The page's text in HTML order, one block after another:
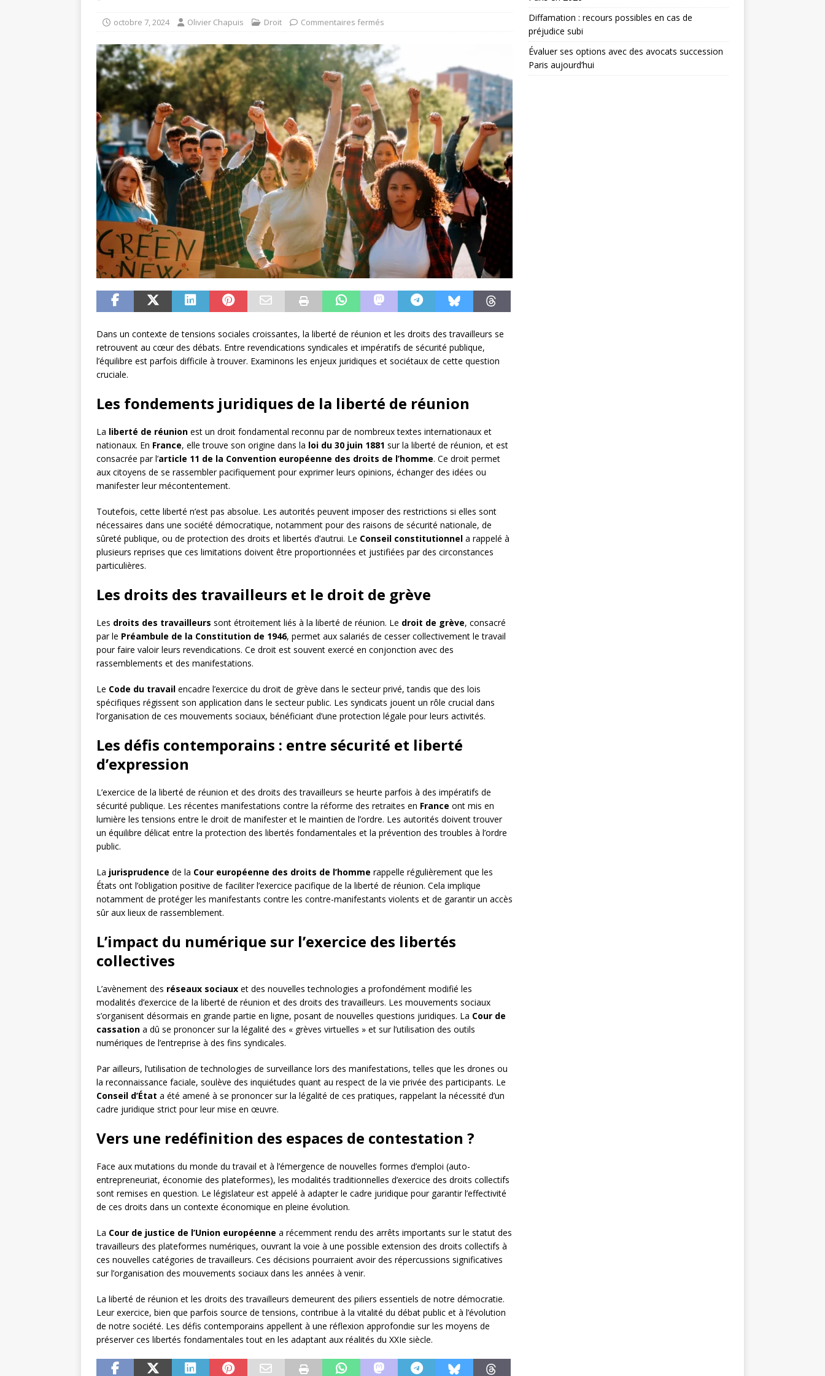
octobre 7, 2024 Olivier Chapuis Droit Commentaires fermés
Dans un contexte de tensions sociales croissantes, la liberté de réunion et les droits des travailleurs se
retrouvent au cœur des débats. Entre revendications syndicales et impératifs de sécurité publique,
l’équilibre est parfois difficile à trouver. Examinons les enjeux juridiques et sociétaux de cette question
cruciale.
Les fondements juridiques de la liberté de réunion
La liberté de réunion est un droit fondamental reconnu par de nombreux textes internationaux et
nationaux. En France, elle trouve son origine dans la loi du 30 juin 1881 sur la liberté de réunion, et est
consacrée par l’article 11 de la Convention européenne des droits de l’homme. Ce droit permet
aux citoyens de se rassembler pacifiquement pour exprimer leurs opinions, échanger des idées ou
manifester leur mécontentement.
Toutefois, cette liberté n’est pas absolue. Les autorités peuvent imposer des restrictions si elles sont
nécessaires dans une société démocratique, notamment pour des raisons de sécurité nationale, de
sûreté publique, ou de protection des droits et libertés d’autrui. Le Conseil constitutionnel a rappelé à
plusieurs reprises que ces limitations doivent être proportionnées et justifiées par des circonstances
particulières.
Les droits des travailleurs et le droit de grève
Les droits des travailleurs sont étroitement liés à la liberté de réunion. Le droit de grève, consacré
par le Préambule de la Constitution de 1946, permet aux salariés de cesser collectivement le travail
pour faire valoir leurs revendications. Ce droit est souvent exercé en conjonction avec des
rassemblements et des manifestations.
Le Code du travail encadre l’exercice du droit de grève dans le secteur privé, tandis que des lois
spécifiques régissent son application dans le secteur public. Les syndicats jouent un rôle crucial dans
l’organisation de ces mouvements sociaux, bénéficiant d’une protection légale pour leurs activités.
Les défis contemporains : entre sécurité et liberté
d’expression
L’exercice de la liberté de réunion et des droits des travailleurs se heurte parfois à des impératifs de
sécurité publique. Les récentes manifestations contre la réforme des retraites en France ont mis en
lumière les tensions entre le droit de manifester et le maintien de l’ordre. Les autorités doivent trouver
un équilibre délicat entre la protection des libertés fondamentales et la prévention des troubles à l’ordre
public.
La jurisprudence de la Cour européenne des droits de l’homme rappelle régulièrement que les
États ont l’obligation positive de faciliter l’exercice pacifique de la liberté de réunion. Cela implique
notamment de protéger les manifestants contre les contre-manifestants violents et de garantir un accès
sûr aux lieux de rassemblement.
L’impact du numérique sur l’exercice des libertés
collectives
L’avènement des réseaux sociaux et des nouvelles technologies a profondément modifié les
modalités d’exercice de la liberté de réunion et des droits des travailleurs. Les mouvements sociaux
s’organisent désormais en grande partie en ligne, posant de nouvelles questions juridiques. La Cour de
cassation a dû se prononcer sur la légalité des « grèves virtuelles » et sur l’utilisation des outils
numériques de l’entreprise à des fins syndicales.
Par ailleurs, l’utilisation de technologies de surveillance lors des manifestations, telles que les drones ou
la reconnaissance faciale, soulève des inquiétudes quant au respect de la vie privée des participants. Le
Conseil d’État a été amené à se prononcer sur la légalité de ces pratiques, rappelant la nécessité d’un
cadre juridique strict pour leur mise en œuvre.
Vers une redéfinition des espaces de contestation ?
Face aux mutations du monde du travail et à l’émergence de nouvelles formes d’emploi (auto-
entrepreneuriat, économie des plateformes), les modalités traditionnelles d’exercice des droits collectifs
sont remises en question. Le législateur est appelé à adapter le cadre juridique pour garantir l’effectivité
de ces droits dans un contexte économique en pleine évolution.
La Cour de justice de l’Union européenne a récemment rendu des arrêts importants sur le statut des
travailleurs des plateformes numériques, ouvrant la voie à une possible extension des droits collectifs à
ces nouvelles catégories de travailleurs. Ces décisions pourraient avoir des répercussions significatives
sur l’organisation des mouvements sociaux dans les années à venir.
La liberté de réunion et les droits des travailleurs demeurent des piliers essentiels de notre démocratie.
Leur exercice, bien que parfois source de tensions, contribue à la vitalité du débat public et à l’évolution
de notre société. Les défis contemporains appellent à une réflexion approfondie sur les moyens de
préserver ces libertés fondamentales tout en les adaptant aux réalités du XXIe siècle.
Diffamation : recours possibles en cas de
préjudice subi
Évaluer ses options avec des avocats succession
Paris aujourd’hui